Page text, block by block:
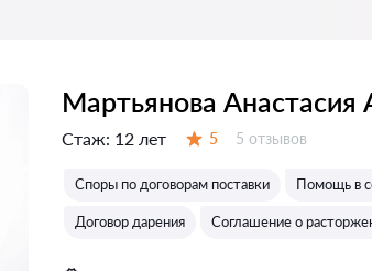
Мартьянова Анастасия
Стаж: 12 лет 5 Отзывов:
5 отзывов
Споры по договорам поставки Помощь в
Договор дарения Соглашение о